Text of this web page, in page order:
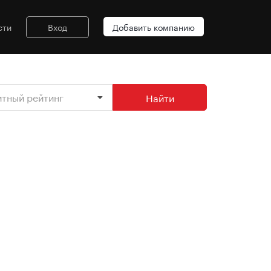
Вход Добавить компанию
рейтинг Найти